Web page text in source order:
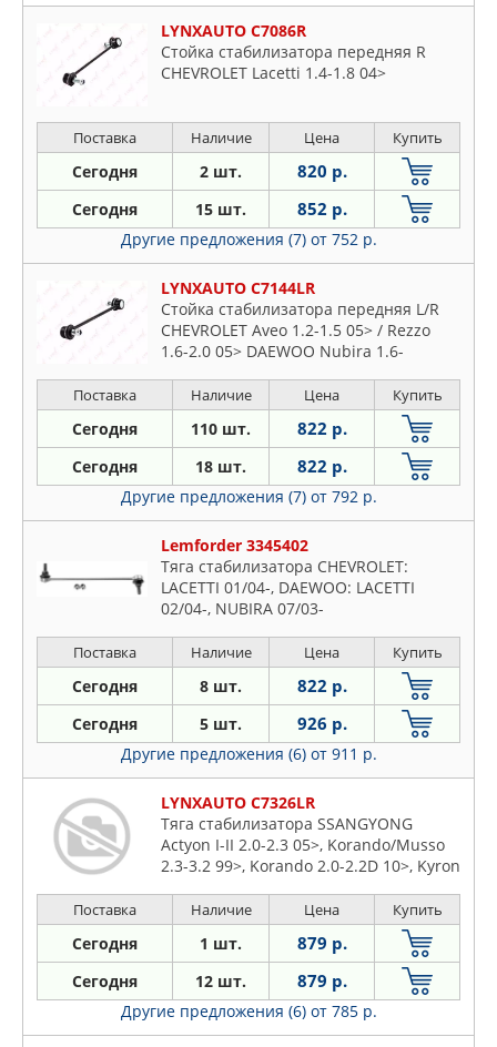
LYNXAUTO C7086R
Стойка стабилизатора передняя R
CHEVROLET Lacetti 1.4-1.8 04>
Поставка Наличие Цена Купить
Сегодня 2 шт. 820 р.
Сегодня 15 шт. 852 р.
Другие предложения (7) от 752 р.
LYNXAUTO C7144LR
Стойка стабилизатора передняя L/R
CHEVROLET Aveo 1.2-1.5 05> / Rezzo
1.6-2.0 05> DAEWOO Nubira 1.6-
Поставка Наличие Цена Купить
Сегодня 110 шт. 822 р.
Сегодня 18 шт. 822 р.
Другие предложения (7) от 792 р.
Lemforder 3345402
Тяга стабилизатора CHEVROLET:
LACETTI 01/04-, DAEWOO: LACETTI
02/04-, NUBIRA 07/03-
Поставка Наличие Цена Купить
Сегодня 8 шт. 822 р.
Сегодня 5 шт. 926 р.
Другие предложения (6) от 911 р.
LYNXAUTO C7326LR
Тяга стабилизатора SSANGYONG
Actyon I-II 2.0-2.3 05>, Korando/Musso
2.3-3.2 99>, Korando 2.0-2.2D 10>, Kyron
DAEWOO Korando/Musso 2.3-3.2 99>
Поставка Наличие Цена Купить
Сегодня 1 шт. 879 р.
Сегодня 12 шт. 879 р.
Другие предложения (6) от 785 р.